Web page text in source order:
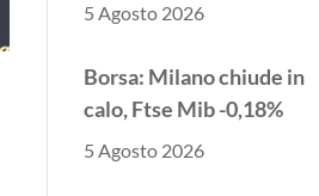
5 Agosto 2026
Borsa: Milano chiude in
calo, Ftse Mib -0,18%
5 Agosto 2026